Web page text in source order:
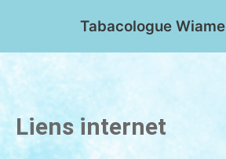
contenu
Tabacologue Wiame
Liens internet